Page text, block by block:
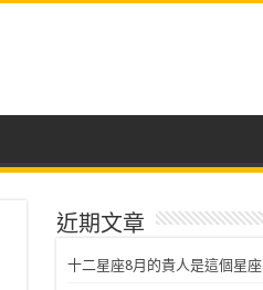
近期文章
十二星座8月的貴人是這個星座